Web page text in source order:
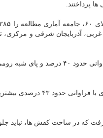
پرداختند.
آذربایجان شرقی و مرکزی،
در جامعه مردان هم پای شبه رومی با
گرفت که در ساخت کفش ها،